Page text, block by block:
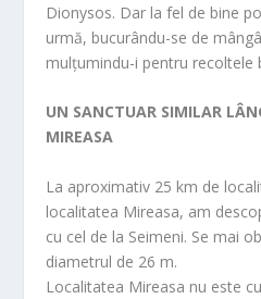
Dionysos. Dar la fel de bine
urmă, bucurându-se de
mulțumindu-i pentru recoltele
UN SANCTUAR SIMILAR
MIREASA
La aproximativ 25 km de
localitatea Mireasa, am
cu cel de la Seimeni. Se mai
diametrul de 26 m.
Localitatea Mireasa nu este